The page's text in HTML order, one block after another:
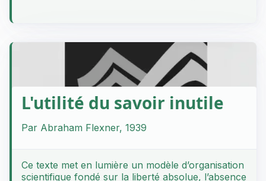
L'utilité du savoir inutile
Par Abraham Flexner, 1939
Ce texte met en lumière un modèle d’organisation
scientifique fondé sur la liberté absolue, l’absence